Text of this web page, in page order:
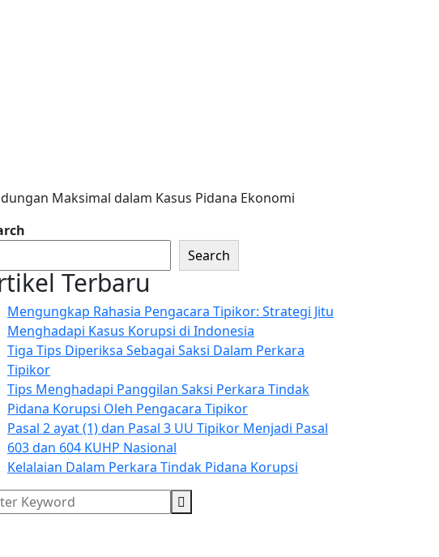
Maksimal dalam Kasus Pidana Ekonomi
Search
Terbaru
Mengungkap Rahasia Pengacara Tipikor: Strategi Jitu
Menghadapi Kasus Korupsi di Indonesia
Tiga Tips Diperiksa Sebagai Saksi Dalam Perkara
Tipikor
Tips Menghadapi Panggilan Saksi Perkara Tindak
Pidana Korupsi Oleh Pengacara Tipikor
Pasal 2 ayat (1) dan Pasal 3 UU Tipikor Menjadi Pasal
603 dan 604 KUHP Nasional
Kelalaian Dalam Perkara Tindak Pidana Korupsi